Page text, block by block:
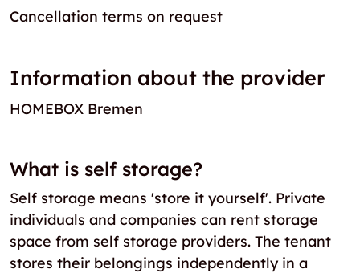
Cancellation terms on request
Information about the provider
HOMEBOX Bremen
What is self storage?
Self storage means 'store it yourself'. Private
individuals and companies can rent storage
space from self storage providers. The tenant
stores their belongings independently in a